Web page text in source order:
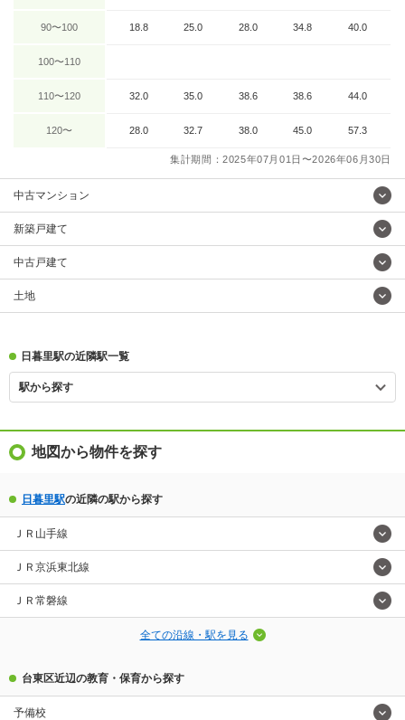
90〜100 18.8 25.0 28.0 34.8 40.0
100〜110
110〜120 32.0 35.0 38.6 38.6 44.0
120〜 28.0 32.7 38.0 45.0 57.3
集計期間：2025年07月01日〜2026年06月30日
中古マンション
新築戸建て
中古戸建て
土地
日暮里駅の近隣駅一覧
駅から探す
地図から物件を探す
日暮里駅の近隣の駅から探す
ＪＲ山手線
ＪＲ京浜東北線
ＪＲ常磐線
全ての沿線・駅を見る
台東区近辺の教育・保育から探す
予備校